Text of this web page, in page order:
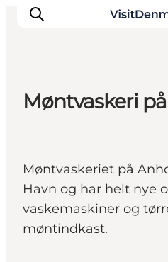
Aktiviteter
Overnatting
Planlegg reisen
Møntvaskeri
Møntvaskeriet på
Havn og har helt nye
vaskemaskiner og
møntindkast.